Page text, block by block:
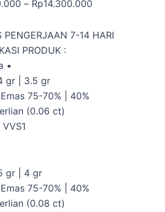
– Rp14.300.000
PENGERJAAN 7-14 HARI
PRODUK :
•
gr | 3.5 gr
75-70% | 40%
(0.06 ct)
gr | 4 gr
75-70% | 40%
(0.08 ct)